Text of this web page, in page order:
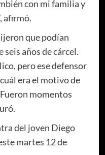
con mi familia y
afirmó.
que podían
seis años de cárcel.
pero ese defensor
era el motivo de
momentos
del joven Diego
martes 12 de